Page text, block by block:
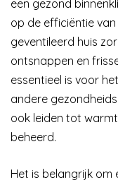
een gezond
op de efficiëntie
geventileerd huis
ontsnappen en
essentieel is voor
andere
ook leiden tot
beheerd.
Het is belangrijk om